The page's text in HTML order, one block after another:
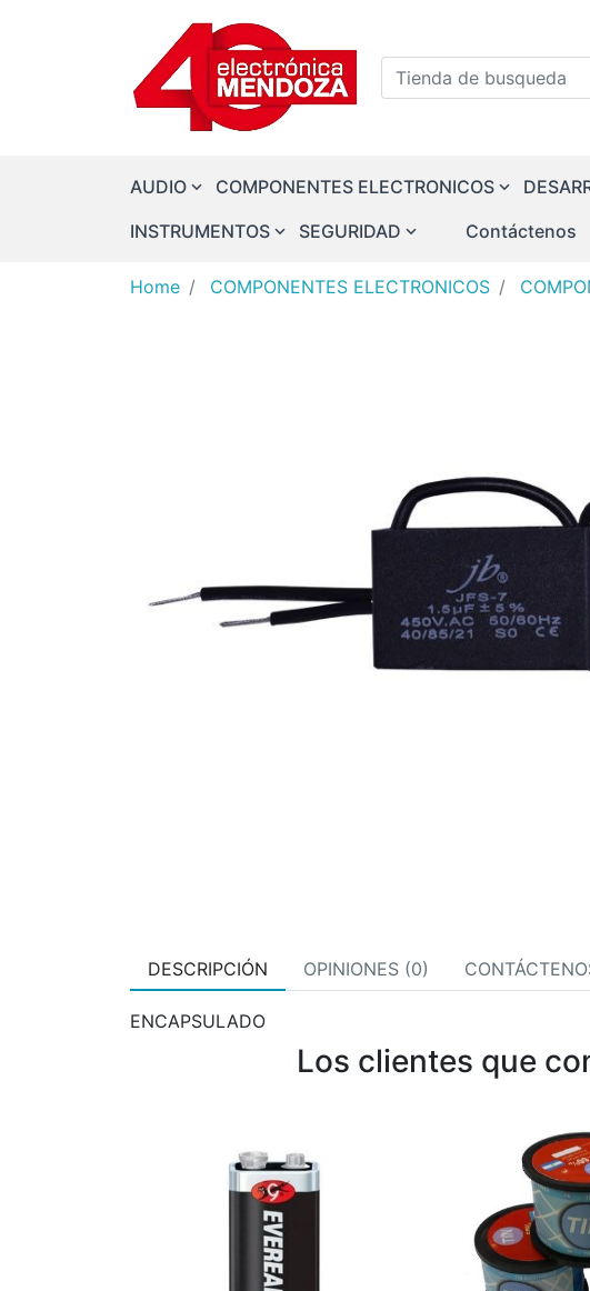
Tienda de busqueda
AUDIO COMPONENTES ELECTRONICOS
INSTRUMENTOS
SEGURIDAD Contáctenos
Home COMPONENTES ELECTRONICOS
DESCRIPCIÓN OPINIONES (0)
ENCAPSULADO
Los clientes que